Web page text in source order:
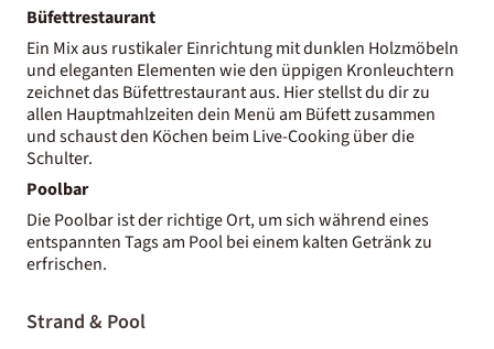
Büfettrestaurant
Ein Mix aus rustikaler Einrichtung mit dunklen Holzmöbeln
und eleganten Elementen wie den üppigen Kronleuchtern
zeichnet das Büfettrestaurant aus. Hier stellst du dir zu
allen Hauptmahlzeiten dein Menü am Büfett zusammen
und schaust den Köchen beim Live-Cooking über die
Schulter.
Poolbar
Die Poolbar ist der richtige Ort, um sich während eines
entspannten Tags am Pool bei einem kalten Getränk zu
erfrischen.
Strand & Pool